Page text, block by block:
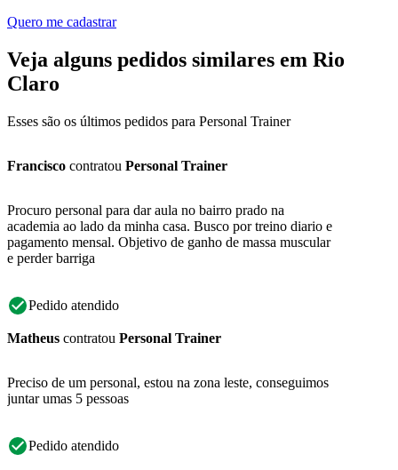
Quero me cadastrar
Veja alguns pedidos similares em Rio
Claro
Esses são os últimos pedidos para Personal Trainer
Francisco contratou Personal Trainer
Procuro personal para dar aula no bairro prado na
academia ao lado da minha casa. Busco por treino diario e
pagamento mensal. Objetivo de ganho de massa muscular
e perder barriga
Pedido atendido
Matheus contratou Personal Trainer
Preciso de um personal, estou na zona leste, conseguimos
juntar umas 5 pessoas
Pedido atendido